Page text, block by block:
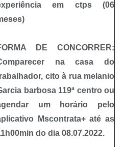
em ctps (06
DE CONCORRER:
na casa do
cito à rua melanio
barbosa 119ª centro ou
um horário pelo
Mscontrata+ até as
do dia 08.07.2022.